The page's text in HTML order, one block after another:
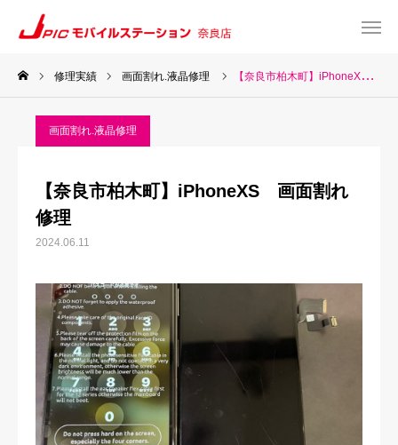
修理実績 画面割れ.液晶修理 【奈良市柏木町】iPhoneXS 画面割れ修理
画面割れ.液晶修理
【奈良市柏木町】iPhoneXS 画面割れ
修理
2024.06.11
web予約
TOP
about US
お知らせ
修理料金表
修理実績